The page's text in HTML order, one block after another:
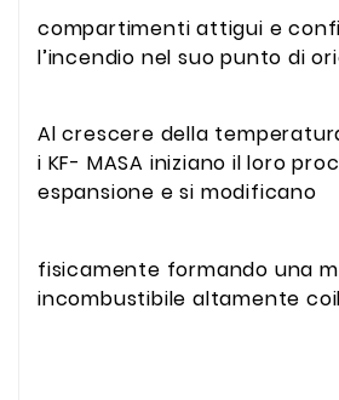
compartimenti attigui e
l’incendio nel suo punto di
Al crescere della
i KF- MASA iniziano il loro
espansione e si modificano
fisicamente formando una
incombustibile altamente